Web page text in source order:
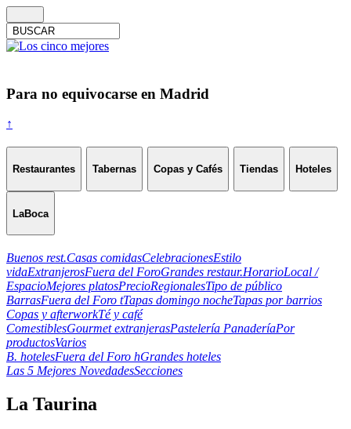
Para no equivocarse en Madrid
↑
Restaurantes Tabernas Copas y Cafés Tiendas Hoteles
LaBoca
Buenos rest.Casas comidasCelebracionesEstilo
vidaExtranjerosFuera del ForoGrandes restaur.HorarioLocal /
EspacioMejores platosPrecioRegionalesTipo de público
BarrasFuera del Foro tTapas domingo nocheTapas por barrios
Copas y afterworkTé y café
ComestiblesGourmet extranjerasPastelería PanaderíaPor
productosVarios
B. hotelesFuera del Foro hGrandes hoteles
Las 5 Mejores NovedadesSecciones
La Taurina